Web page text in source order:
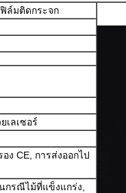
ล์มติดกระจก
เลเซอร์
ง CE, การส่งออกไป
กรณีไม้ที่แข็งแกร่ง,